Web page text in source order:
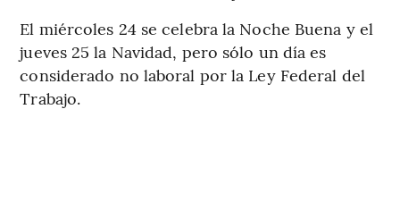
El miércoles 24 se celebra la Noche Buena y el
jueves 25 la Navidad, pero sólo un día es
considerado no laboral por la Ley Federal del
Trabajo.